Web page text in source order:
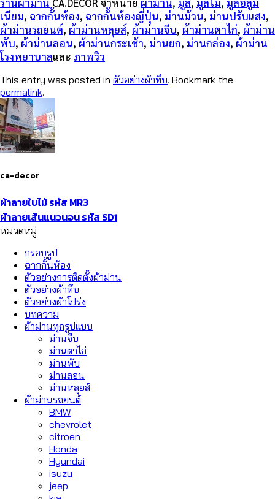
เนียม, ฉากกั้นห้อง, ฉากกั้นห้องญี่ปุ่น, ม่านม้วน, ม่านปรับแสง,
ผ้าม่านรถยนต์, ผ้าม่านหลุยส์, ผ้าม่านจีบ, ผ้าม่านตาไก่, ผ้าม่าน
พับ, ผ้าม่านลอน, ผ้าม่านกระเช้า, ม่านยก, ม่านกล่อง, ผ้าม่าน
โรงพยาบาลและ ภาพวิว
This entry was posted in ตัวอย่างผ้าทึบ. Bookmark the
permalink.
ca-decor
ผ้าลายใบไม้ รหัส MR3
ผ้าลายเส้นแนวนอน รหัส SD1
หมวดหมู่
กรอบรูป
ฉากกั้นห้อง
ตัวอย่างการติดตั้งผ้าม่าน
ตัวอย่างผ้าทึบ
ตัวอย่างผ้าโปร่ง
บทความ
ผ้าม่านทุกรูปแบบ
ม่านจีบ
ม่านตาไก่
ม่านพับ
ม่านลอน
ม่านหลุยส์
ผ้าม่านรถยนต์
BMW
chevrolet
citroen
Honda
Hyundai
isuzu
jeep